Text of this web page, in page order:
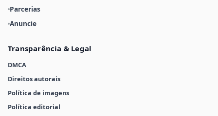
Parcerias
Anuncie
Transparência & Legal
DMCA
Direitos autorais
Política de imagens
Política editorial